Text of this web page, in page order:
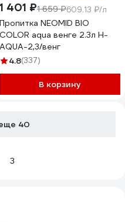
1 401 ₽1 659 ₽609.13 ₽/л
Пропитка NEOMID BIO
COLOR aqua венге 2.3л Н-
AQUA-2,3/венг
4.8(337)
В корзину
40
3